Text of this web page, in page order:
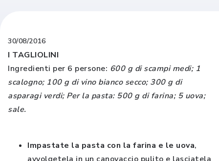
30/08/2016
I TAGLIOLINI
Ingredienti per 6 persone: 600 g di scampi medi; 1
scalogno; 100 g di vino bianco secco; 300 g di
asparagi verdi; Per la pasta: 500 g di farina; 5 uova;
sale.
Impastate la pasta con la farina e le uova,